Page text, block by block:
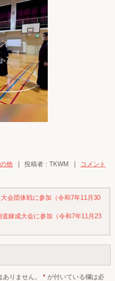
他 投稿者 : TKWM
コメント
会団体戦に参加（令和7年11月30
錬成大会に参加（令和7年11月23
りません。 * が付いている欄は必